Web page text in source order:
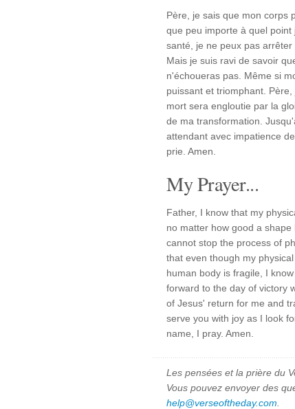
Père, je sais que mon corps
que peu importe à quel
santé, je ne peux pas
Mais je suis ravi de savoir
n'échoueras pas. Même si
puissant et triomphant.
mort sera engloutie par la
de ma transformation.
attendant avec impatience
prie. Amen.
My Prayer...
Father, I know that my
no matter how good a
cannot stop the process of
that even though my
human body is fragile, I
forward to the day of victory
of Jesus' return for me and
serve you with joy as I look
name, I pray. Amen.
Les pensées et la prière du
Vous pouvez envoyer des
help@verseoftheday.com